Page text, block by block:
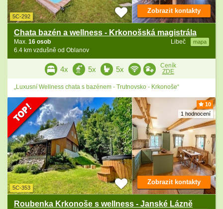
5C-292
Chata bazén a wellness - Krkonošská magistrála
Libeč mapa
Max. 16 osob
6.4 km vzdušně od Oblanov
Zobrazit kontakty
4x 5x 5x
Ceník
ZDE
„Luxusní Wellness chata s bazénem - Trutnovsko - Krkonoše“
10
1 hodnocení
5C-353
Roubenka Krkonoše s wellness - Janské Lázně
Zobrazit kontakty